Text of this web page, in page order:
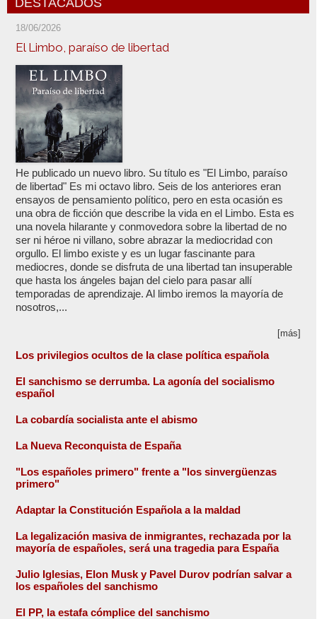
DESTACADOS
18/06/2026
El Limbo, paraíso de libertad
He publicado un nuevo libro. Su título es "El Limbo, paraíso
de libertad" Es mi octavo libro. Seis de los anteriores eran
ensayos de pensamiento político, pero en esta ocasión es
una obra de ficción que describe la vida en el Limbo. Esta es
una novela hilarante y conmovedora sobre la libertad de no
ser ni héroe ni villano, sobre abrazar la mediocridad con
orgullo. El limbo existe y es un lugar fascinante para
mediocres, donde se disfruta de una libertad tan insuperable
que hasta los ángeles bajan del cielo para pasar allí
temporadas de aprendizaje. Al limbo iremos la mayoría de
nosotros,...
[más]
Los privilegios ocultos de la clase política española
El sanchismo se derrumba. La agonía del socialismo
español
La cobardía socialista ante el abismo
La Nueva Reconquista de España
"Los españoles primero" frente a "los sinvergüenzas
primero"
Adaptar la Constitución Española a la maldad
La legalización masiva de inmigrantes, rechazada por la
mayoría de españoles, será una tragedia para España
Julio Iglesias, Elon Musk y Pavel Durov podrían salvar a
los españoles del sanchismo
El PP, la estafa cómplice del sanchismo